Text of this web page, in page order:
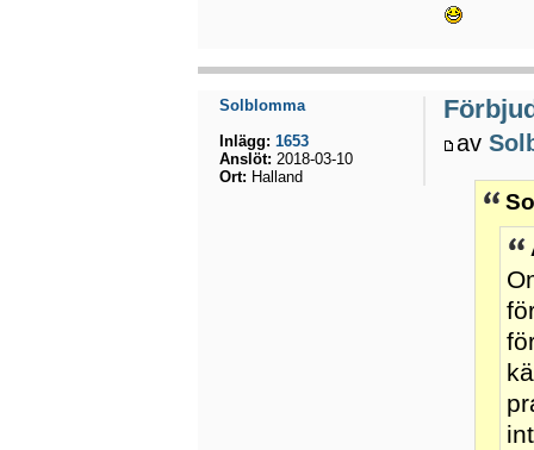
av
Solblomma
Inlägg: 1653
Anslöt: 2018-03-10
Ort: Halland